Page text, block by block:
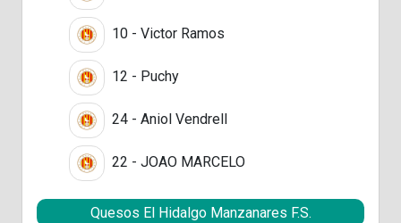
10 - Victor Ramos
12 - Puchy
24 - Aniol Vendrell
22 - JOAO MARCELO
Quesos El Hidalgo Manzanares F.S.